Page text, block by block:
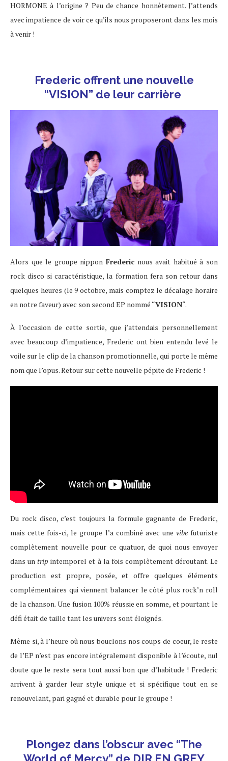
HORMONE à l’origine ? Peu de chance honnêtement. J’attends
avec impatience de voir ce qu’ils nous proposeront dans les mois
à venir !
Frederic offrent une nouvelle
“VISION” de leur carrière
Alors que le groupe nippon Frederic nous avait habitué à son
rock disco si caractéristique, la formation fera son retour dans
quelques heures (le 9 octobre, mais comptez le décalage horaire
en notre faveur) avec son second EP nommé “VISION“.
À l’occasion de cette sortie, que j’attendais personnellement
avec beaucoup d’impatience, Frederic ont bien entendu levé le
voile sur le clip de la chanson promotionnelle, qui porte le même
nom que l’opus. Retour sur cette nouvelle pépite de Frederic !
Du rock disco, c’est toujours la formule gagnante de Frederic,
mais cette fois-ci, le groupe l’a combiné avec une vibefuturiste
complètement nouvelle pour ce quatuor, de quoi nous envoyer
dans untrip intemporel et à la fois complètement déroutant. Le
production est propre, posée, et offre quelques éléments
complémentaires qui viennent balancer le côté plus rock’n roll
de la chanson. Une fusion 100% réussie en somme, et pourtant le
défi était de taille tant les univers sont éloignés.
Même si, à l’heure où nous bouclons nos coups de coeur, le reste
de l’EP n’est pas encore intégralement disponible à l’écoute, nul
doute que le reste sera tout aussi bon que d’habitude ! Frederic
arrivent à garder leur style unique et si spécifique tout en se
renouvelant, pari gagné et durable pour le groupe !
Plongez dans l’obscur avec “The